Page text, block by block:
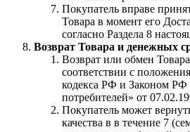
Покупатель вправе
Товара в момент его
согласно Раздела 8
Возврат Товара и денежных
Возврат или обмен
соответствии с
кодекса РФ и Законом РФ
потребителей» от
Покупатель может
качества в в течение 7